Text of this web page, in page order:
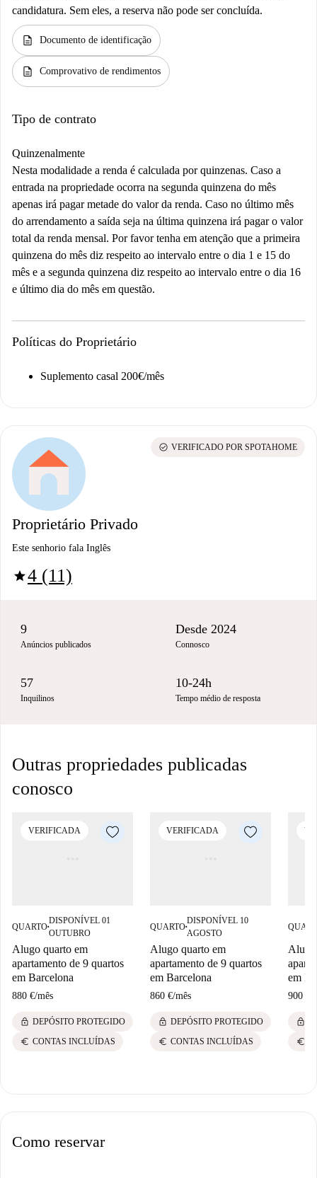
candidatura. Sem eles, a reserva não pode ser concluída.
description Documento de identificação
description Comprovativo de rendimentos
Tipo de contrato
Quinzenalmente
Nesta modalidade a renda é calculada por quinzenas. Caso a
entrada na propriedade ocorra na segunda quinzena do mês
apenas irá pagar metade do valor da renda. Caso no último mês
do arrendamento a saída seja na última quinzena irá pagar o valor
total da renda mensal. Por favor tenha em atenção que a primeira
quinzena do mês diz respeito ao intervalo entre o dia 1 e 15 do
mês e a segunda quinzena diz respeito ao intervalo entre o dia 16
e último dia do mês em questão.
Políticas do Proprietário
Suplemento casal 200€/mês
Proprietário Privado
Este senhorio fala Inglês
star4 (11)
check_circle VERIFICADO POR SPOTAHOME
9
Anúncios publicados
Desde 2024
Connosco
57
Inquilinos
10-24h
Tempo médio de resposta
Outras propriedades publicadas
conosco
VERIFICADA
QUARTO■
DISPONÍVEL 01
OUTUBRO
Alugo quarto em
apartamento de 9 quartos
em Barcelona
880 €/mês
lock DEPÓSITO PROTEGIDO
euro CONTAS INCLUÍDAS
VERIFICADA
QUARTO■
DISPONÍVEL 10
AGOSTO
Alugo quarto em
apartamento de 9 quartos
em Barcelona
860 €/mês
lock DEPÓSITO PROTEGIDO
euro CONTAS INCLUÍDAS
em
900 €
lock
euro
Como reservar